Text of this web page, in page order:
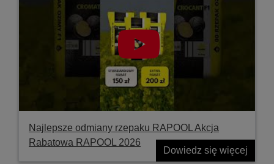
Najlepsze odmiany rzepaku RAPOOL Akcja
Rabatowa RAPOOL 2026
Dowiedz się więcej